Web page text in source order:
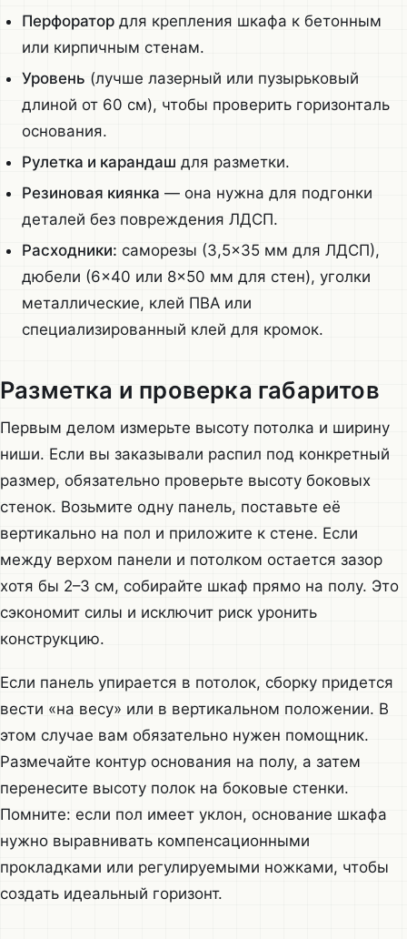
Перфоратордля крепления шкафа к бетонным
или кирпичным стенам.
Уровень (лучше лазерный или пузырьковый
длиной от 60 см), чтобы проверить горизонталь
основания.
Рулетка и карандаш для разметки.
Резиновая киянка — она нужна для подгонки
деталей без повреждения ЛДСП.
Расходники: саморезы (3,5×35 мм для ЛДСП),
дюбели (6×40 или 8×50 мм для стен), уголки
металлические, клей ПВА или
специализированный клей для кромок.
Разметка и проверка габаритов
Первым делом измерьте высоту потолка и ширину
ниши. Если вы заказывали распил под конкретный
размер, обязательно проверьте высоту боковых
стенок. Возьмите одну панель, поставьте её
вертикально на пол и приложите к стене. Если
между верхом панели и потолком остается зазор
хотя бы 2–3 см, собирайте шкаф прямо на полу. Это
сэкономит силы и исключит риск уронить
конструкцию.
Если панель упирается в потолок, сборку придется
вести «на весу» или в вертикальном положении. В
этом случае вам обязательно нужен помощник.
Размечайте контур основания на полу, а затем
перенесите высоту полок на боковые стенки.
Помните: если пол имеет уклон, основание шкафа
нужно выравнивать компенсационными
прокладками или регулируемыми ножками, чтобы
создать идеальный горизонт.